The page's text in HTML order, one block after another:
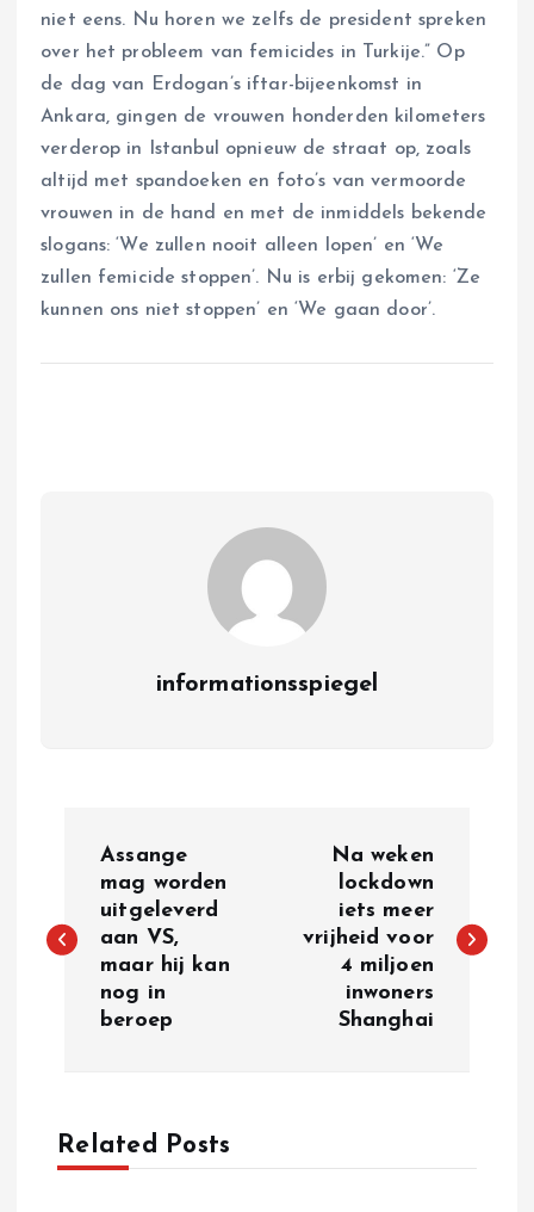
niet eens. Nu horen we zelfs de president spreken
over het probleem van femicides in Turkije.” Op
de dag van Erdogan’s iftar-bijeenkomst in
Ankara, gingen de vrouwen honderden kilometers
verderop in Istanbul opnieuw de straat op, zoals
altijd met spandoeken en foto’s van vermoorde
vrouwen in de hand en met de inmiddels bekende
slogans: ‘We zullen nooit alleen lopen’ en ‘We
zullen femicide stoppen’. Nu is erbij gekomen: ‘Ze
kunnen ons niet stoppen’ en ‘We gaan door’.
informationsspiegel
s
a
v
Assange
mag worden
uitgeleverd
aan VS,
maar hij kan
nog in
beroep
Na weken
lockdown
iets meer
vrijheid voor
4 miljoen
inwoners
Shanghai
Related Posts